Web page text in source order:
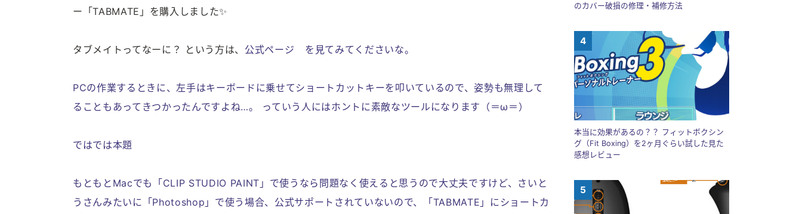
ー「TABMATE」を購入しました✨
タブメイトってなーに？ という方は、 公式ページ を見てみてくださいな。
PCの作業するときに、左手はキーボードに乗せてショートカットキーを叩いているので、姿勢も無理して
ることもあってきつかったんですよね…。 っていう人にはホントに素敵なツールになります（＝ω＝）
ではでは本題
もともとMacでも「CLIP STUDIO PAINT」で使うなら問題なく使えると思うので大丈夫ですけど、さいと
うさんみたいに「Photoshop」で使う場合、公式サポートされていないので、「TABMATE」にショートカ
のカバー破損の修理・補修方法
本当に効果があるの？？ フィットボクシン
グ（Fit Boxing）を2ヶ月ぐらい試した見た
感想レビュー